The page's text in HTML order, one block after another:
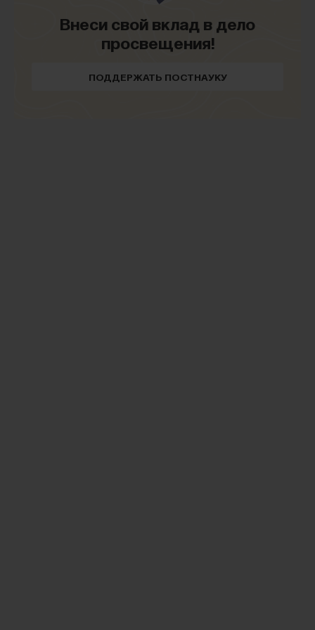
Внеси свой вклад в дело
просвещения!
ПОДДЕРЖАТЬ ПОСТНАУКУ
НАД МАТЕРИАЛОМ РАБОТАЛИ
Филипп Хайтович